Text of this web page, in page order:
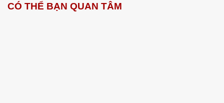
CÓ THỂ BẠN QUAN TÂM